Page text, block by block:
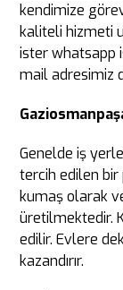
kendimize
kaliteli hizmeti
ister whatsapp
mail adresimiz
Genelde iş
tercih edilen bir
kumaş olarak
üretilmektedir.
edilir. Evlere
kazandırır.